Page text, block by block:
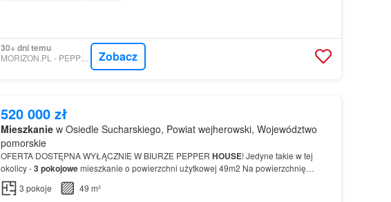
30+ dni temu
MORIZON.PL - PEPPER HOUSE Zobacz
520 000 zł
Mieszkaniew Osiedle Sucharskiego, Powiat wejherowski, Województwo
pomorskie
OFERTA DOSTĘPNA WYŁĄCZNIE W BIURZE PEPPER HOUSE! Jedyne takie w tej
okolicy -3pokojowemieszkanie o powierzchni użytkowej 49m2 Na powierzchnię
mieszkania składają się salon z aneksem kuchennym, dwie…
3 pokoje
49 m²